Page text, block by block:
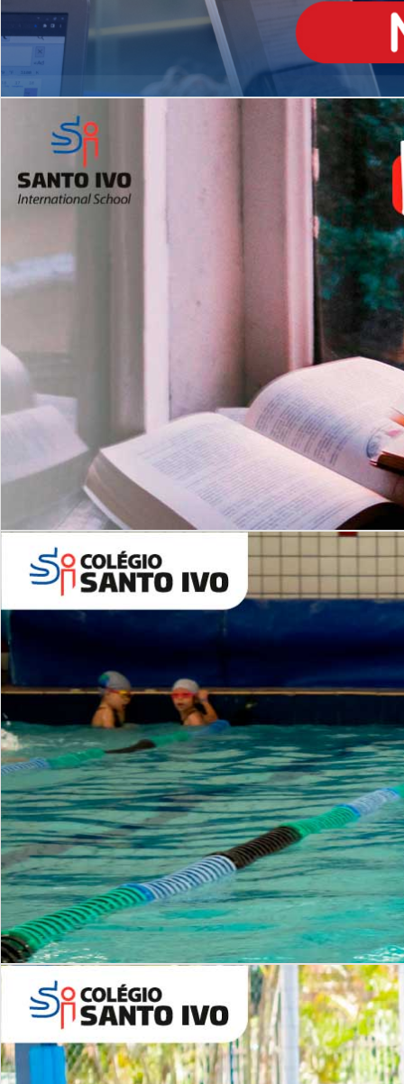
Matrículas Abertas 2026
Leituras Literárias
Período Integral | Saiba mais
2º AO 5º ANO FUNDAMENTAL
es
Com imersão Bilingue - Anos
Finais
6º AO 9º ANO FUNDAMENTAL
Inglês: Turmas Reduzidas
(Proficiência)
ALUNOS NOVOS
Entre em Contato
INSTITUCIONAL